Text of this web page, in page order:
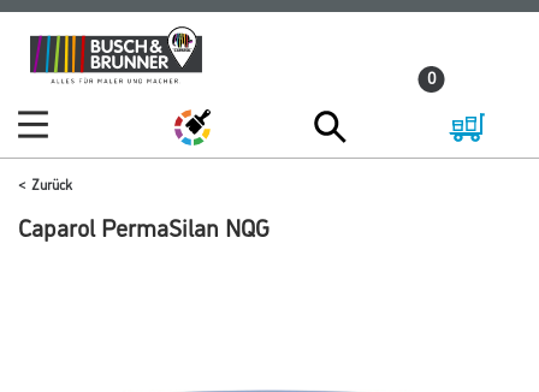
Zum
Inhalt
Zum
Navigationsmenü
0
Zurück
Caparol PermaSilan NQG